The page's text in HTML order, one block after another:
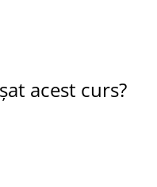
acest curs?